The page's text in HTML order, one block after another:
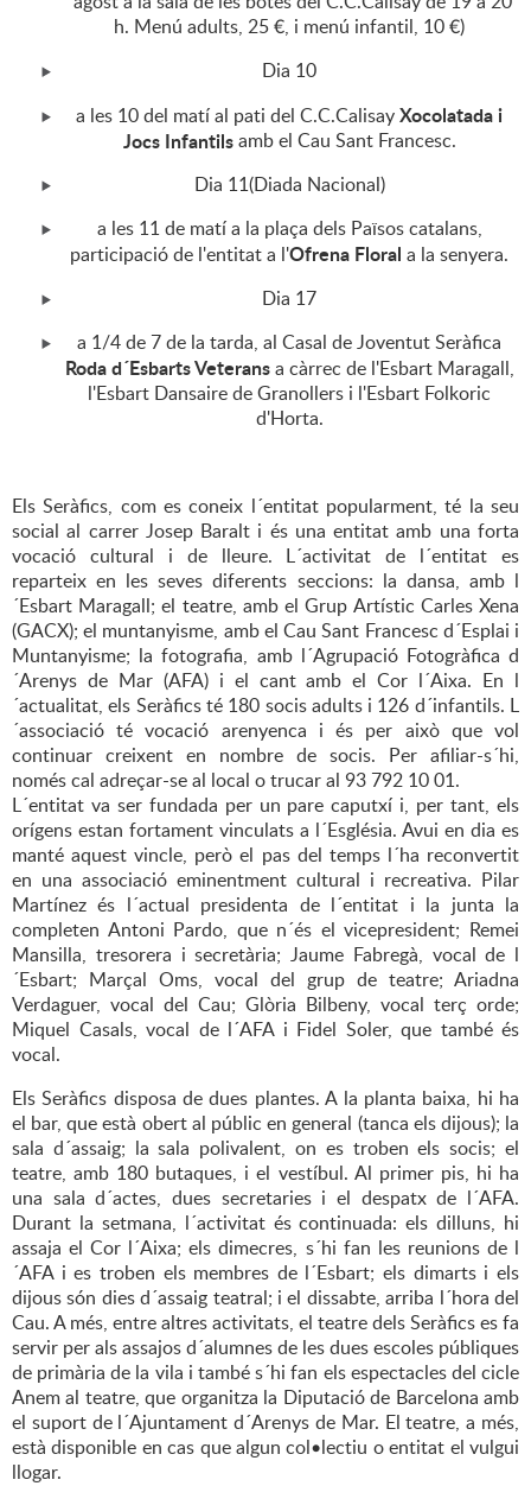
h. Menú adults, 25 €, i menú infantil, 10 €)
Dia 10
a les 10 del matí al pati del C.C.CalisayXocolatada i
Jocs Infantilsamb el Cau Sant Francesc.
Dia 11(Diada Nacional)
a les 11 de matí a la plaça dels Països catalans,
participació de l'entitat a l'Ofrena Floral a la senyera.
Dia 17
a 1/4 de 7 de la tarda, al Casal de Joventut Seràfica
Roda d´Esbarts Veteransa càrrec de l'Esbart Maragall,
l'Esbart Dansaire de Granollers i l'Esbart Folkoric
d'Horta.
Els Seràfics, com es coneix l´entitat popularment, té la seu
social al carrer Josep Baralt i és una entitat amb una forta
vocació cultural i de lleure. L´activitat de l´entitat es
reparteix en les seves diferents seccions: la dansa, amb l
´Esbart Maragall; el teatre, amb el Grup Artístic Carles Xena
(GACX); el muntanyisme, amb el Cau Sant Francesc d´Esplai i
Muntanyisme; la fotografia, amb l´Agrupació Fotogràfica d
´Arenys de Mar (AFA) i el cant amb el Cor l´Aixa. En l
´actualitat, els Seràfics té 180 socis adults i 126 d´infantils. L
´associació té vocació arenyenca i és per això que vol
continuar creixent en nombre de socis. Per afiliar-s´hi,
només cal adreçar-se al local o trucar al 93 792 10 01.
L´entitat va ser fundada per un pare caputxí i, per tant, els
orígens estan fortament vinculats a l´Església. Avui en dia es
manté aquest vincle, però el pas del temps l´ha reconvertit
en una associació eminentment cultural i recreativa. Pilar
Martínez és l´actual presidenta de l´entitat i la junta la
completen Antoni Pardo, que n´és el vicepresident; Remei
Mansilla, tresorera i secretària; Jaume Fabregà, vocal de l
´Esbart; Marçal Oms, vocal del grup de teatre; Ariadna
Verdaguer, vocal del Cau; Glòria Bilbeny, vocal terç orde;
Miquel Casals, vocal de l´AFA i Fidel Soler, que també és
vocal.
Els Seràfics disposa de dues plantes. A la planta baixa, hi ha
el bar, que està obert al públic en general (tanca els dijous); la
sala d´assaig; la sala polivalent, on es troben els socis; el
teatre, amb 180 butaques, i el vestíbul. Al primer pis, hi ha
una sala d´actes, dues secretaries i el despatx de l´AFA.
Durant la setmana, l´activitat és continuada: els dilluns, hi
assaja el Cor l´Aixa; els dimecres, s´hi fan les reunions de l
´AFA i es troben els membres de l´Esbart; els dimarts i els
dijous són dies d´assaig teatral; i el dissabte, arriba l´hora del
Cau. A més, entre altres activitats, el teatre dels Seràfics es fa
servir per als assajos d´alumnes de les dues escoles públiques
de primària de la vila i també s´hi fan els espectacles del cicle
Anem al teatre, que organitza la Diputació de Barcelona amb
el suport de l´Ajuntament d´Arenys de Mar. El teatre, a més,
està disponible en cas que algun col•lectiu o entitat el vulgui
llogar.